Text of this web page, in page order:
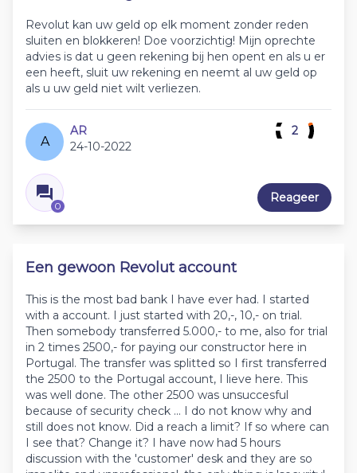
Revolut kan uw geld op elk moment zonder reden
sluiten en blokkeren! Doe voorzichtig! Mijn oprechte
advies is dat u geen rekening bij hen opent en als u er
een heeft, sluit uw rekening en neemt al uw geld op
als u uw geld niet wilt verliezen.
A
AR
24-10-2022
0
2
Reageer
Een gewoon Revolut account
This is the most bad bank I have ever had. I started
with a account. I just started with 20,-, 10,- on trial.
Then somebody transferred 5.000,- to me, also for trial
in 2 times 2500,- for paying our constructor here in
Portugal. The transfer was splitted so I first transferred
the 2500 to the Portugal account, I lieve here. This
was well done. The other 2500 was unsuccesful
because of security check ... I do not know why and
still does not know. Did a reach a limit? If so where can
I see that? Change it? I have now had 5 hours
discussion with the 'customer' desk and they are so